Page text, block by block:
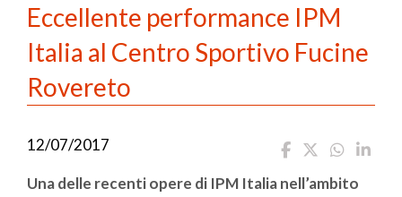
Eccellente performance IPM
Italia al Centro Sportivo Fucine
Rovereto
12/07/2017
Una delle recenti opere di IPM Italia nell’ambito